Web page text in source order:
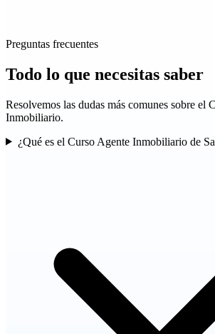
Preguntas frecuentes
Todo lo que necesitas saber
Resolvemos las dudas más comunes sobre el
Inmobiliario.
¿Qué es el Curso Agente Inmobiliario de